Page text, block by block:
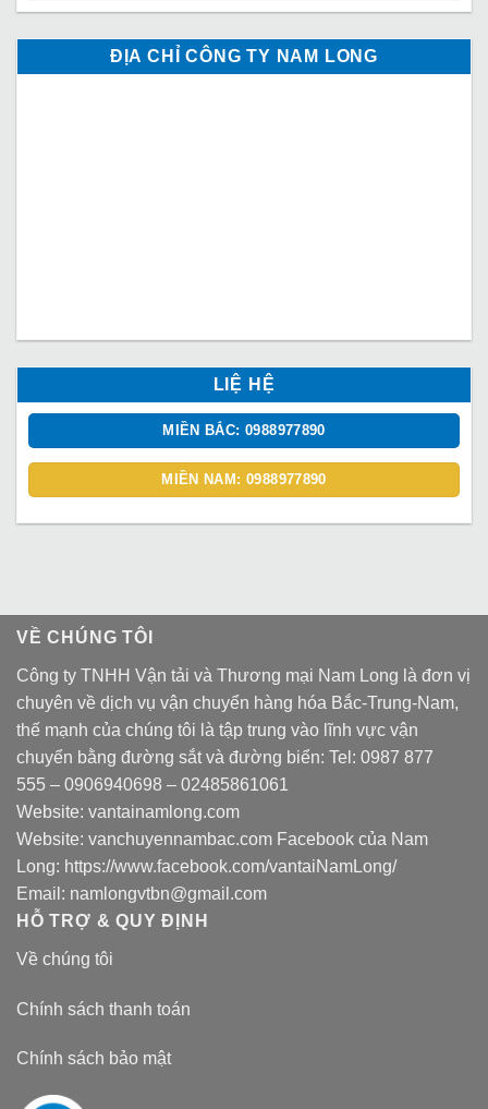
ĐỊA CHỈ CÔNG TY NAM LONG
LIỆ HỆ
MIỀN BẮC: 0988977890
MIỀN NAM: 0988977890
VỀ CHÚNG TÔI
Công ty TNHH Vận tải và Thương mại Nam Long là đơn vị
chuyên về dịch vụ vận chuyển hàng hóa Bắc-Trung-Nam,
thế mạnh của chúng tôi là tập trung vào lĩnh vực vận
chuyển bằng đường sắt và đường biển: Tel: 0987 877
555 – 0906940698 – 02485861061
Website: vantainamlong.com
Website: vanchuyennambac.com Facebook của Nam
Long: https://www.facebook.com/vantaiNamLong/
Email: namlongvtbn@gmail.com
HỖ TRỢ & QUY ĐỊNH
Về chúng tôi
Chính sách thanh toán
Chính sách bảo mật